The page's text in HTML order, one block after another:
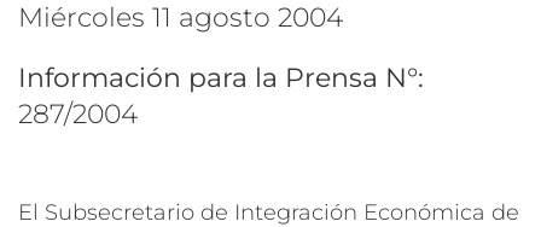
miércoles 11 agosto 2004
Información para la Prensa N°:
287/2004
El Subsecretario de Integración Económica de